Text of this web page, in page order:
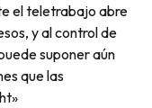
el teletrabajo abre
y al control de
suponer aún
que las